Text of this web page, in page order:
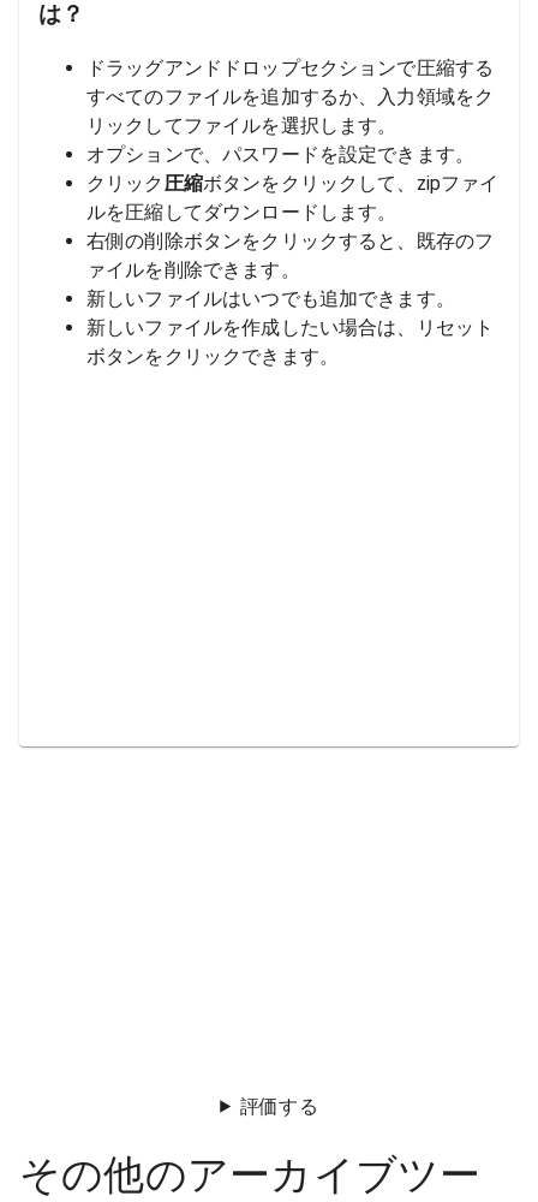
は？
ドラッグアンドドロップセクションで圧縮する
すべてのファイルを追加するか、入力領域をク
リックしてファイルを選択します。
オプションで、パスワードを設定できます。
クリック 圧縮ボタンをクリックして、zipファイ
ルを圧縮してダウンロードします。
右側の削除ボタンをクリックすると、既存のフ
ァイルを削除できます。
新しいファイルはいつでも追加できます。
新しいファイルを作成したい場合は、リセット
ボタンをクリックできます。
評価する
その他のアーカイブツー